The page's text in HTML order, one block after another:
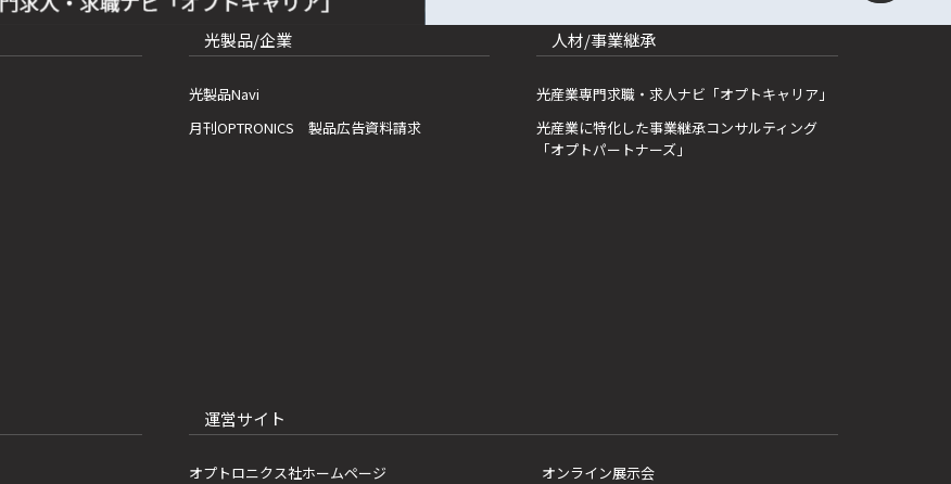
光製品/企業
光製品Navi
月刊OPTRONICS 製品広告資料請求
人材/事業継承
光産業専門求職・求人ナビ「オプトキャリア」
光産業に特化した事業継承コンサルティング
「オプトパートナーズ」
運営サイト
オプトロニクス社ホームページ
オンライン展示会